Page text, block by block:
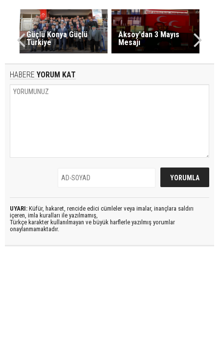
Güçlü Konya Güçlü
Türkiye
Aksoy'dan 3 Mayıs
Mesajı
HABERE YORUM KAT
UYARI: Küfür, hakaret, rencide edici cümleler veya imalar, inançlara saldırı
içeren, imla kuralları ile yazılmamış,
Türkçe karakter kullanılmayan ve büyük harflerle yazılmış yorumlar
onaylanmamaktadır.